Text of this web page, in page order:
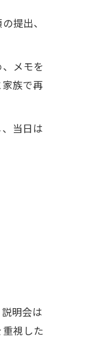
提出、
メモを
族で再
当日は
明会は
視した